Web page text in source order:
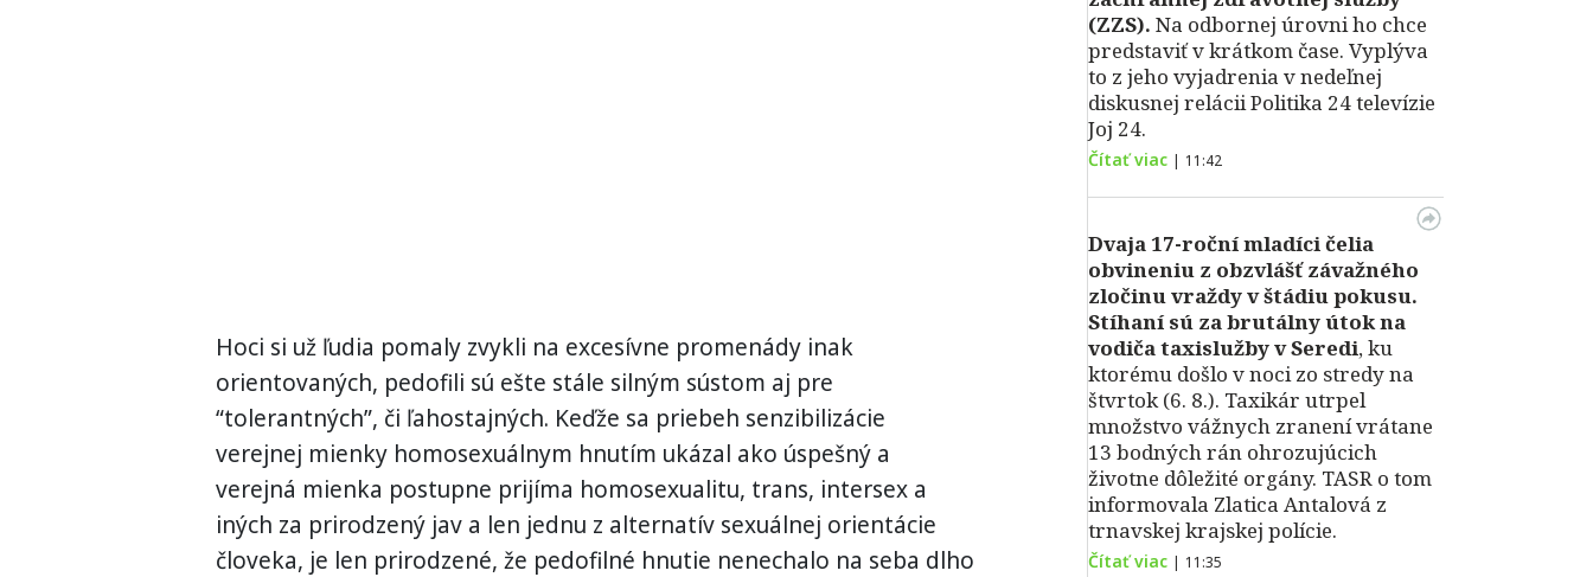
Hoci si už ľudia pomaly zvykli na excesívne promenády inak
orientovaných, pedofili sú ešte stále silným sústom aj pre
“tolerantných”, či ľahostajných. Keďže sa priebeh senzibilizácie
verejnej mienky homosexuálnym hnutím ukázal ako úspešný a
verejná mienka postupne prijíma homosexualitu, trans, intersex a
iných za prirodzený jav a len jednu z alternatív sexuálnej orientácie
človeka, je len prirodzené, že pedofilné hnutie nenechalo na seba dlho
(ZZS). Na odbornej úrovni ho chce
predstaviť v krátkom čase. Vyplýva
to z jeho vyjadrenia v nedeľnej
diskusnej relácii Politika 24 televízie
Joj 24.
Čítať viac | 11:42
Dvaja 17-roční mladíci čelia
obvineniu z obzvlášť závažného
zločinu vraždy v štádiu pokusu.
Stíhaní sú za brutálny útok na
vodiča taxislužby v Seredi, ku
ktorému došlo v noci zo stredy na
štvrtok (6. 8.). Taxikár utrpel
množstvo vážnych zranení vrátane
13 bodných rán ohrozujúcich
životne dôležité orgány. TASR o tom
informovala Zlatica Antalová z
trnavskej krajskej polície.
Čítať viac | 11:35